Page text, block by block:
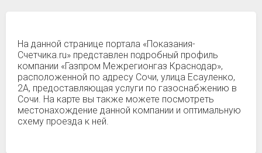
На данной странице портала «Показания-
Счетчика.ru» представлен подробный профиль
компании «Газпром Межрегионгаз Краснодар»,
расположенной по адресу Сочи, улица Есауленко,
2А, предоставляющая услуги по газоснабжению в
Сочи. На карте вы также можете посмотреть
местонахождение данной компании и оптимальную
схему проезда к ней.